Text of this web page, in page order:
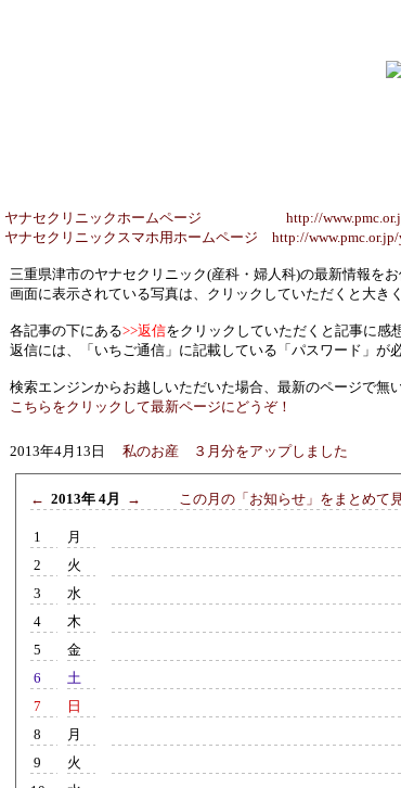
ヤナセクリニックホームページ http://
ヤナセクリニックスマホ用ホームページ http://www.pmc.or.jp/
三重県津市のヤナセクリニック(産科・婦人科)の最新情報をお
画面に表示されている写真は、クリックしていただくと大きく
各記事の下にある>>返信をクリックしていただくと記事に感
返信には、「いちご通信」に記載している「パスワード」が必
検索エンジンからお越しいただいた場合、最新のページで無
こちらをクリックして最新ページにどうぞ！
2013年4月13日 私のお産 ３月分をアップしました
← 2013年 4月 → この月の「お知らせ」をまとめて
1
月
2
火
3
水
4
木
5
金
6
土
7
日
8
月
9
火